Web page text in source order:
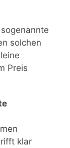
solchen
Preis
klar